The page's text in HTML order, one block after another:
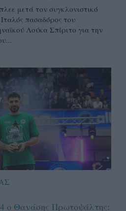
μετά τον συγκλονιστικό
πασαδόρος του
Λούκα Σπίριτο για την
ο Θανάσης Πρωτοψάλτης: